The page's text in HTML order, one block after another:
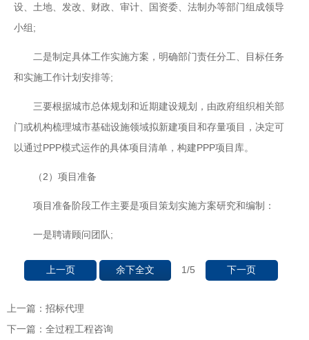
设、土地、发改、财政、审计、国资委、法制办等部门组成领导
小组;
二是制定具体工作实施方案，明确部门责任分工、目标任务
和实施工作计划安排等;
三要根据城市总体规划和近期建设规划，由政府组织相关部
门或机构梳理城市基础设施领域拟新建项目和存量项目，决定可
以通过PPP模式运作的具体项目清单，构建PPP项目库。
（2）项目准备
项目准备阶段工作主要是项目策划实施方案研究和编制：
一是聘请顾问团队;
上一页 余下全文 1/5 下一页
上一篇： 招标代理
下一篇： 全过程工程咨询